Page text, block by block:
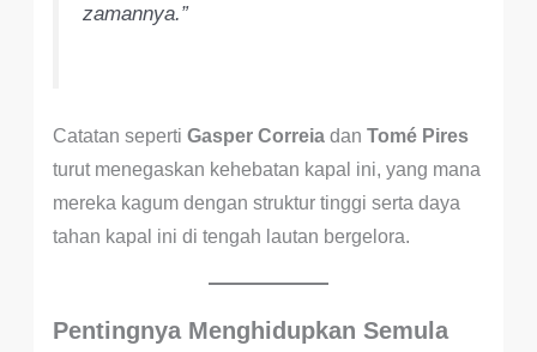
zamannya.”
Catatan seperti Gasper Correiadan Tomé Pires
turut menegaskan kehebatan kapal ini, yang mana
mereka kagum dengan struktur tinggi serta daya
tahan kapal ini di tengah lautan bergelora.
Pentingnya Menghidupkan Semula